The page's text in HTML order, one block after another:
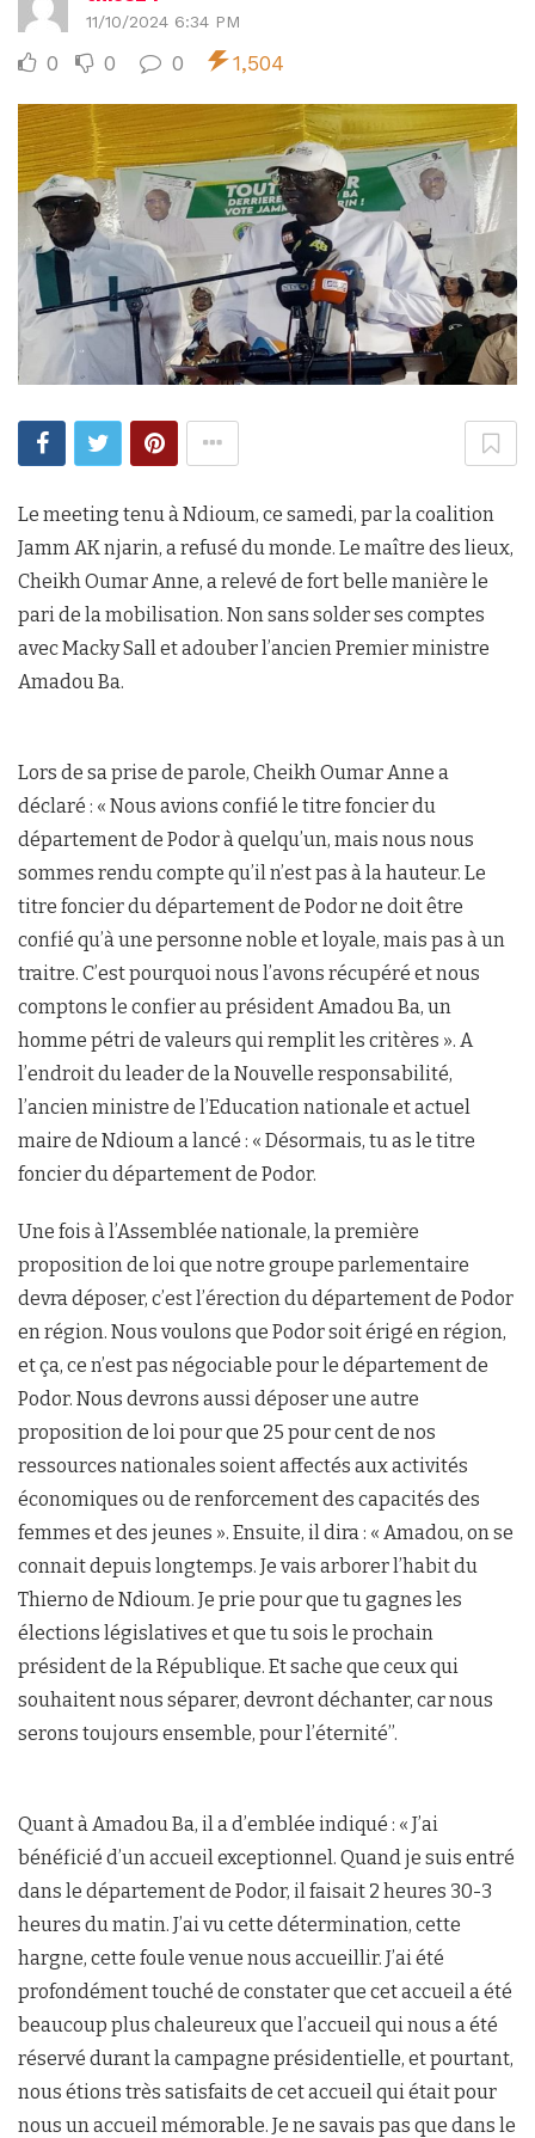
11/10/2024 6:34 PM
0 0 0 1,504
Le meeting tenu à Ndioum, ce samedi, par la coalition
Jamm AK njarin, a refusé du monde. Le maître des lieux,
Cheikh Oumar Anne, a relevé de fort belle manière le
pari de la mobilisation. Non sans solder ses comptes
avec Macky Sall et adouber l’ancien Premier ministre
Amadou Ba.
Lors de sa prise de parole, Cheikh Oumar Anne a
déclaré : « Nous avions confié le titre foncier du
département de Podor à quelqu’un, mais nous nous
sommes rendu compte qu’il n’est pas à la hauteur. Le
titre foncier du département de Podor ne doit être
confié qu’à une personne noble et loyale, mais pas à un
traitre. C’est pourquoi nous l’avons récupéré et nous
comptons le confier au président Amadou Ba, un
homme pétri de valeurs qui remplit les critères ». A
l’endroit du leader de la Nouvelle responsabilité,
l’ancien ministre de l’Education nationale et actuel
maire de Ndioum a lancé : « Désormais, tu as le titre
foncier du département de Podor.
Une fois à l’Assemblée nationale, la première
proposition de loi que notre groupe parlementaire
devra déposer, c’est l’érection du département de Podor
en région. Nous voulons que Podor soit érigé en région,
et ça, ce n’est pas négociable pour le département de
Podor. Nous devrons aussi déposer une autre
proposition de loi pour que 25 pour cent de nos
ressources nationales soient affectés aux activités
économiques ou de renforcement des capacités des
femmes et des jeunes ». Ensuite, il dira : « Amadou, on se
connait depuis longtemps. Je vais arborer l’habit du
Thierno de Ndioum. Je prie pour que tu gagnes les
élections législatives et que tu sois le prochain
président de la République. Et sache que ceux qui
souhaitent nous séparer, devront déchanter, car nous
serons toujours ensemble, pour l’éternité’’.
Quant à Amadou Ba, il a d’emblée indiqué : « J’ai
bénéficié d’un accueil exceptionnel. Quand je suis entré
dans le département de Podor, il faisait 2 heures 30-3
heures du matin. J’ai vu cette détermination, cette
hargne, cette foule venue nous accueillir. J’ai été
profondément touché de constater que cet accueil a été
beaucoup plus chaleureux que l’accueil qui nous a été
réservé durant la campagne présidentielle, et pourtant,
nous étions très satisfaits de cet accueil qui était pour
nous un accueil mémorable. Je ne savais pas que dans le